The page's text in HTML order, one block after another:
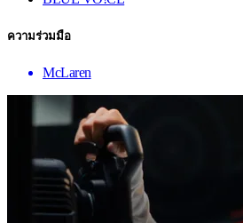
ความร่วมมือ
McLaren